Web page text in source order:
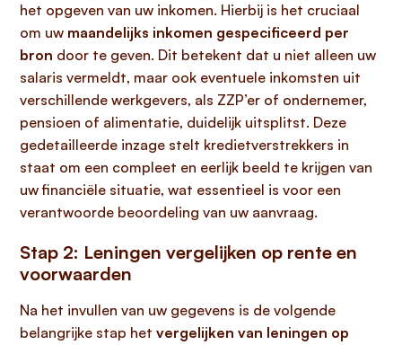
het opgeven van uw inkomen. Hierbij is het cruciaal
om uw maandelijks inkomen gespecificeerd per
bron door te geven. Dit betekent dat u niet alleen uw
salaris vermeldt, maar ook eventuele inkomsten uit
verschillende werkgevers, als ZZP’er of ondernemer,
pensioen of alimentatie, duidelijk uitsplitst. Deze
gedetailleerde inzage stelt kredietverstrekkers in
staat om een compleet en eerlijk beeld te krijgen van
uw financiële situatie, wat essentieel is voor een
verantwoorde beoordeling van uw aanvraag.
Stap 2: Leningen vergelijken op rente en
voorwaarden
Na het invullen van uw gegevens is de volgende
belangrijke stap het vergelijken van leningen op